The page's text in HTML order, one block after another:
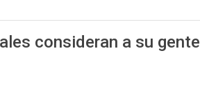
consideran a su gente